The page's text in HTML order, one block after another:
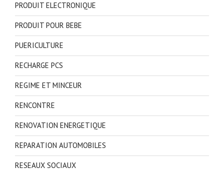
PRODUIT ELECTRONIQUE
PRODUIT POUR BEBE
PUERICULTURE
RECHARGE PCS
REGIME ET MINCEUR
RENCONTRE
RENOVATION ENERGETIQUE
REPARATION AUTOMOBILES
RESEAUX SOCIAUX